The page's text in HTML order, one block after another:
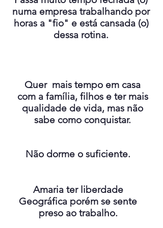
numa empresa trabalhando por
horas a "fio" e está cansada (o)
dessa rotina.
Quer mais tempo em casa
com a família, filhos e ter mais
qualidade de vida, mas não
sabe como conquistar.
Não dorme o suficiente.
Amaria ter liberdade
Geográfica porém se sente
preso ao trabalho.